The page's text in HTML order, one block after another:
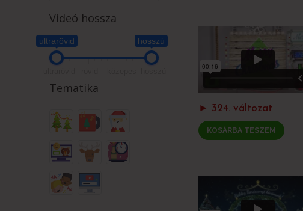
Videó hossza
ultrarövid hosszú
Tematika
► 324. változat
KOSÁRBA TESZEM